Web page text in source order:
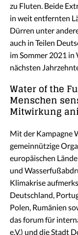
zu Fluten. Beide
in weit entfernten
Dürren unter
auch in Teilen
im Sommer 2021
nächsten
Water of the
Menschen
Mitwirkung
Mit der Kampagne
gemeinnützige
europäischen
und
Klimakrise
Deutschland,
Polen, Rumänien
das forum für
e.V.) und die Stadt